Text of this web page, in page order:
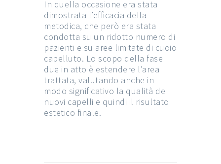
In quella occasione era stata
dimostrata l’efficacia della
metodica, che però era stata
condotta su un ridotto numero di
pazienti e su aree limitate di cuoio
capelluto. Lo scopo della fase
due in atto è estendere l’area
trattata, valutando anche in
modo significativo la qualità dei
nuovi capelli e quindi il risultato
estetico finale.